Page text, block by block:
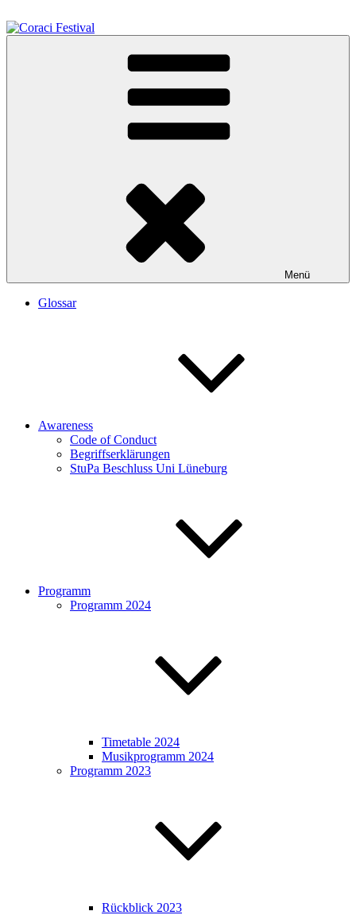
Inhalt
springen
Festival Contre le Racisme Lüneburg
Menü
Glossar
Awareness
Code of Conduct
Begriffserklärungen
StuPa Beschluss Uni Lüneburg
Programm
Programm 2024
Timetable 2024
Musikprogramm 2024
Programm 2023
Rückblick 2023